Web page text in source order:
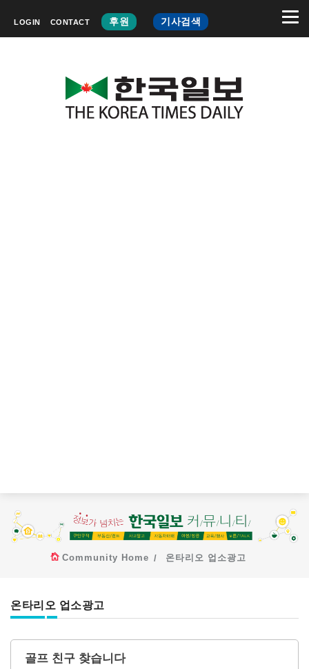
LOGIN CONTACT 후원 기사검색
Community Home 온타리오 업소광고
온타리오 업소광고
골프 친구 찾습니다